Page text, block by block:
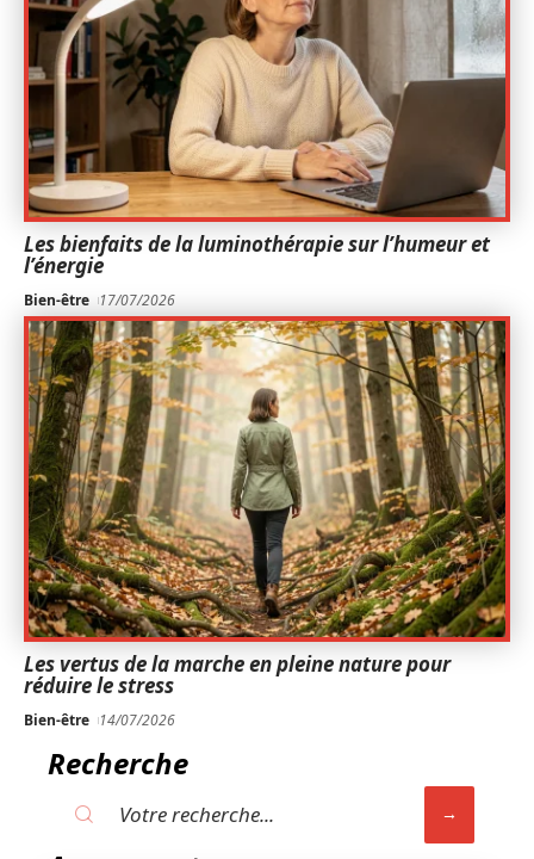
Les bienfaits de la luminothérapie sur l’humeur et
l’énergie
Bien-être 17/07/2026
Les vertus de la marche en pleine nature pour
réduire le stress
Bien-être 14/07/2026
Recherche